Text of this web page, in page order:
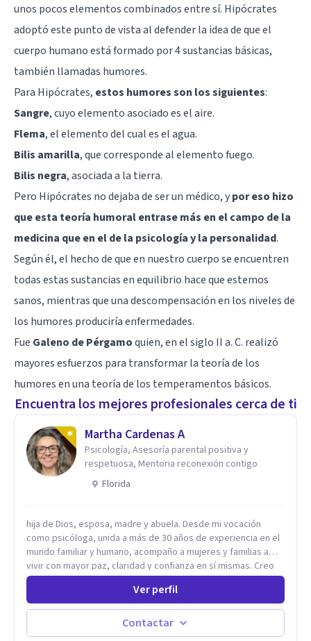
unos pocos elementos combinados entre sí. Hipócrates
adoptó este punto de vista al defender la idea de que el
cuerpo humano está formado por 4 sustancias básicas,
también llamadas humores.
Para Hipócrates, estos humores son los siguientes:
Sangre, cuyo elemento asociado es el aire.
Flema, el elemento del cual es el agua.
Bilis amarilla, que corresponde al elemento fuego.
Bilis negra, asociada a la tierra.
Pero Hipócrates no dejaba de ser un médico, ypor eso hizo
que esta teoría humoral entrase más en el campo de la
medicina que en el de la psicología y la personalidad.
Según él, el hecho de que en nuestro cuerpo se encuentren
todas estas sustancias en equilibrio hace que estemos
sanos, mientras que una descompensación en los niveles de
los humores produciría enfermedades.
Fue Galeno de Pérgamoquien, en el siglo II a. C. realizó
mayores esfuerzos para transformar la teoría de los
humores en una teoría de los temperamentos básicos.
Encuentra los mejores profesionales cerca de ti
Martha Cardenas A
Psicología, Asesoría parental positiva y
respetuosa, Mentoria reconexión contigo
Florida
hija de Dios, esposa, madre y abuela. Desde mi vocación
como psicóloga, unida a más de 30 años de experiencia en el
mundo familiar y humano, acompaño a mujeres y familias a
vivir con mayor paz, claridad y confianza en sí mismas. Creo
profundamente que la vida está hecha de etapas, y que cada
ciclo —personal, emocional, espiritual y familiar— trae
oportunidades de crecimiento. Por eso utilizo una
combinación de psicología positiva, enfoque humanista,
herramientas contemporáneas de bienestar mental y
Ver perfil
Contactar